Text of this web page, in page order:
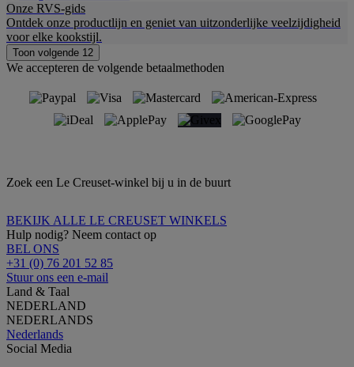
Onze RVS-gids
Ontdek onze productlijn en geniet van uitzonderlijke veelzijdigheid
voor elke kookstijl.
Toon volgende 12
We accepteren de volgende betaalmethoden
Zoek een Le Creuset-winkel bij u in de buurt
BEKIJK ALLE LE CREUSET WINKELS
Hulp nodig? Neem contact op
BEL ONS
+31 (0) 76 201 52 85
Stuur ons een e-mail
Land & Taal
NEDERLAND
NEDERLANDS
Nederlands
Social Media